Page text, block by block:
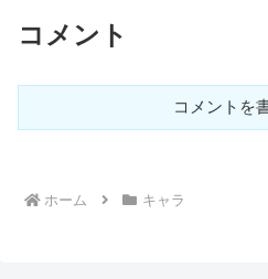
コメント
コメントを
ホーム キャラ